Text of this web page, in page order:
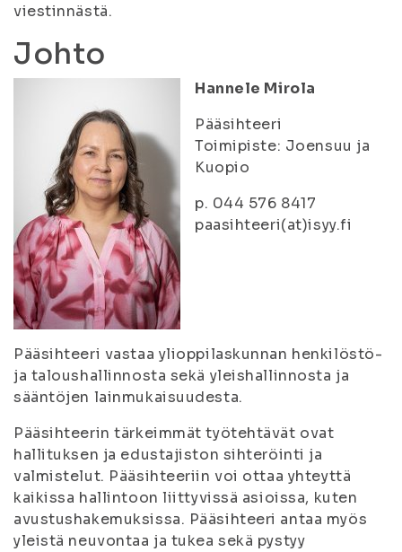
viestinnästä.
Johto
Hannele Mirola
Pääsihteeri
Toimipiste: Joensuu ja
Kuopio
p. 044 576 8417
paasihteeri(at)isyy.fi
Pääsihteeri vastaa ylioppilaskunnan henkilöstö-
ja taloushallinnosta sekä yleishallinnosta ja
sääntöjen lainmukaisuudesta.
Pääsihteerin tärkeimmät työtehtävät ovat
hallituksen ja edustajiston sihteröinti ja
valmistelut. Pääsihteeriin voi ottaa yhteyttä
kaikissa hallintoon liittyvissä asioissa, kuten
avustushakemuksissa. Pääsihteeri antaa myös
yleistä neuvontaa ja tukea sekä pystyy